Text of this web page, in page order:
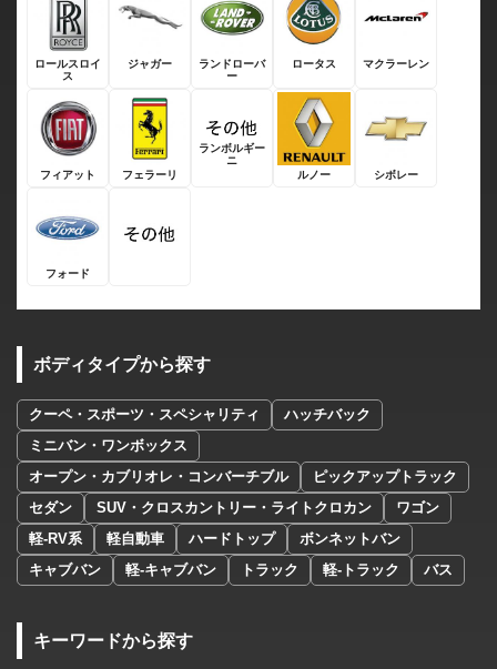
ロールスロイ
ス
ジャガー
ランドローバ
ー
ロータス マクラーレン
フィアット フェラーリ
ランボルギー
ニ
ルノー
シボレー
フォード
ボディタイプから探す
クーペ・スポーツ・スペシャリティ
ハッチバック
ミニバン・ワンボックス
オープン・カブリオレ・コンバーチブル
ピックアップトラック
セダン
SUV・クロスカントリー・ライトクロカン
ワゴン
軽-RV系
軽自動車 ハードトップ
ボンネットバン
キャブバン
軽-キャブバン トラック 軽-トラック バス
キーワードから探す